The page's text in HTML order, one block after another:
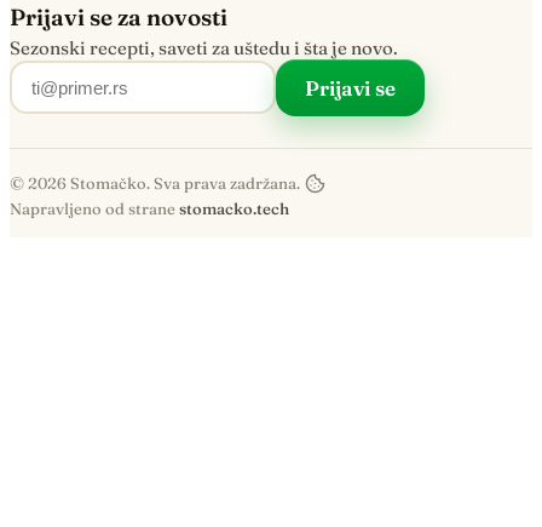
Prijavi se za novosti
Sezonski recepti, saveti za uštedu i šta je novo.
Prijavi se
© 2026 Stomačko. Sva prava zadržana.
Napravljeno od strane stomacko.tech